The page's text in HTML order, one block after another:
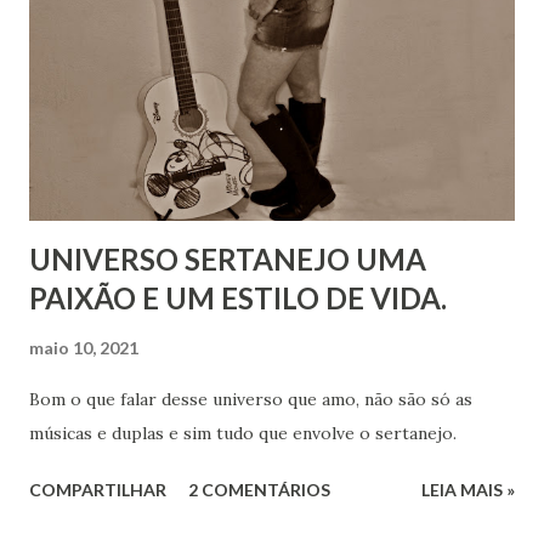
UNIVERSO SERTANEJO UMA
PAIXÃO E UM ESTILO DE VIDA.
maio 10, 2021
Bom o que falar desse universo que amo, não são só as
músicas e duplas e sim tudo que envolve o sertanejo.
COMPARTILHAR 2 COMENTÁRIOS LEIA MAIS »